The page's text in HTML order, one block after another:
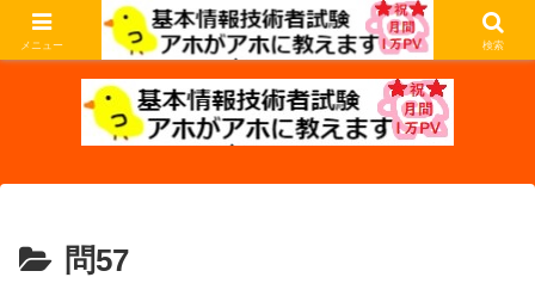
基本情報技術者試験の過去問を解説します。アホな私がアホなあなたに教えま
す。
問57
メニュー 検索